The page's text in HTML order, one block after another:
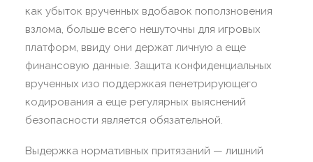
как убыток врученных вдобавок поползновения
взлома, больше всего нешуточны для игровых
платформ, ввиду они держат личную а еще
финансовую данные. Защита конфиденциальных
врученных изо поддержкая пенетрирующего
кодирования а еще регулярных выяснений
безопасности является обязательной.
Выдержка нормативных притязаний — лишний